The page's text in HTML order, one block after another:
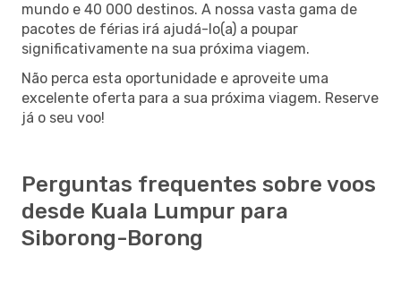
mundo e 40 000 destinos. A nossa vasta gama de
pacotes de férias irá ajudá-lo(a) a poupar
significativamente na sua próxima viagem.
Não perca esta oportunidade e aproveite uma
excelente oferta para a sua próxima viagem. Reserve
já o seu voo!
Perguntas frequentes sobre voos
desde Kuala Lumpur para
Siborong-Borong